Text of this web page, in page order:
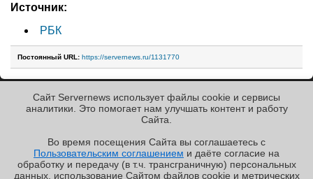
✖
Источник:
РБК
Постоянный URL: https://servernews.ru/1131770
« Назад к ленте
РЕКЛАМА • ООО «ЛАБОРАТОРИЯ ЧИСЛИТЕЛЬ»
Copyright ©2010-2026
Servernews.Пользовательское
Сайт Servernews использует файлы cookie и сервисы
аналитики. Это помогает нам улучшать контент и работу
Cайта.
Во время посещения Cайта вы соглашаетесь с
Пользовательским соглашением и даёте согласие на
обработку и передачу (в т.ч. трансграничную) персональных
данных, использование Cайтом файлов cookie и метрических